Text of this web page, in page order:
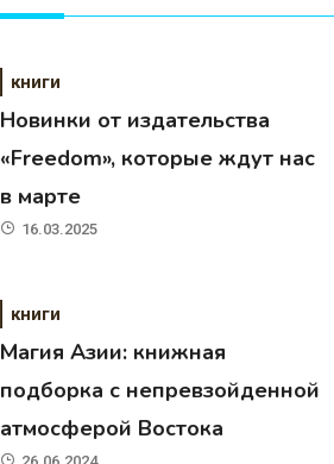
книги
Новинки от издательства
«Freedom», которые ждут нас
в марте
16.03.2025
книги
Магия Азии: книжная
подборка с непревзойденной
атмосферой Востока